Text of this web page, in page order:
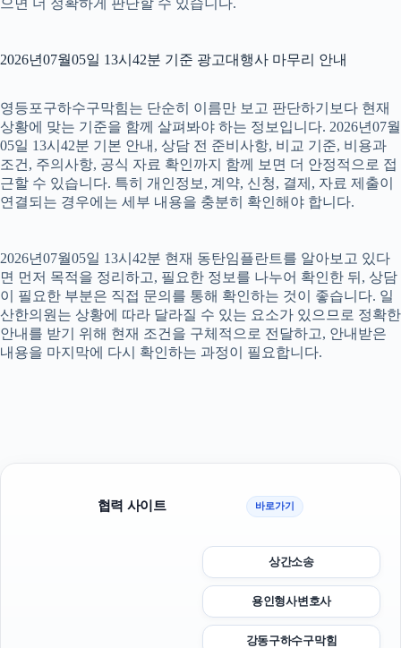
으면 더 정확하게 판단할 수 있습니다.
2026년07월05일 13시42분 기준 광고대행사 마무리 안내
영등포구하수구막힘는 단순히 이름만 보고 판단하기보다 현재
상황에 맞는 기준을 함께 살펴봐야 하는 정보입니다. 2026년07월
05일 13시42분 기본 안내, 상담 전 준비사항, 비교 기준, 비용과
조건, 주의사항, 공식 자료 확인까지 함께 보면 더 안정적으로 접
근할 수 있습니다. 특히 개인정보, 계약, 신청, 결제, 자료 제출이
연결되는 경우에는 세부 내용을 충분히 확인해야 합니다.
2026년07월05일 13시42분 현재 동탄임플란트를 알아보고 있다
면 먼저 목적을 정리하고, 필요한 정보를 나누어 확인한 뒤, 상담
이 필요한 부분은 직접 문의를 통해 확인하는 것이 좋습니다. 일
산한의원는 상황에 따라 달라질 수 있는 요소가 있으므로 정확한
안내를 받기 위해 현재 조건을 구체적으로 전달하고, 안내받은
내용을 마지막에 다시 확인하는 과정이 필요합니다.
협력 사이트 바로가기
상간소송
용인형사변호사
강동구하수구막힘